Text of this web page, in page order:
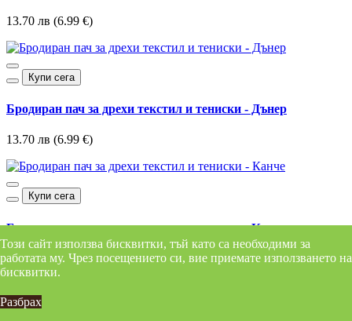
13.70 лв (6.99 €)
Купи сега
Бродиран пач за дрехи текстил и тениски - Дънер
13.70 лв (6.99 €)
Купи сега
Бродиран пач за дрехи текстил и тениски - Канче
13.70 лв (6.99 €)
Този сайт използва бисквитки, тъй като са необходими за
работата му. Чрез посещението си, вие приемате използването на
бисквитки.
Разбрах